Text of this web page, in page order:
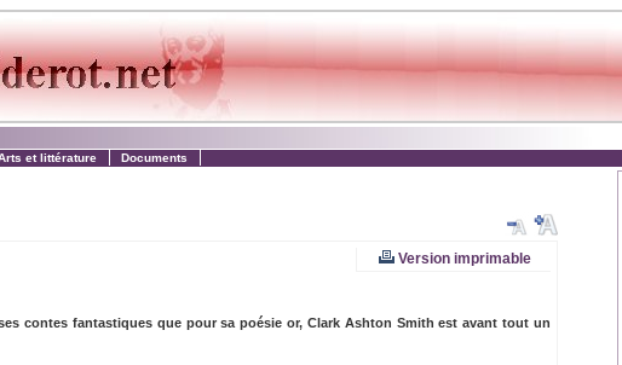
et littérature Documents
Version imprimable
contes fantastiques que pour sa poésie or, Clark Ashton Smith est avant tout un